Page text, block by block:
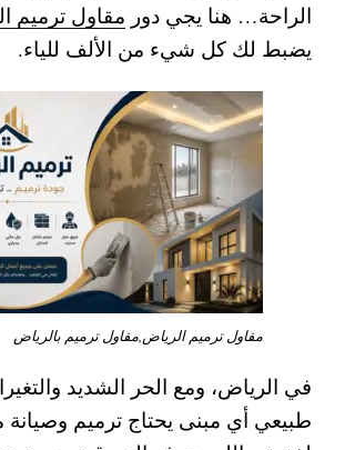
الراحة… هنا يجي دور مقاول ترميم
يضبط لك كل شيء من الألف للياء.
مقاول ترميم الرياض,مقاول ترميم بالرياض
في الرياض، ومع الحر الشديد
طبيعي أي مبنى يحتاج ترميم وصيانة